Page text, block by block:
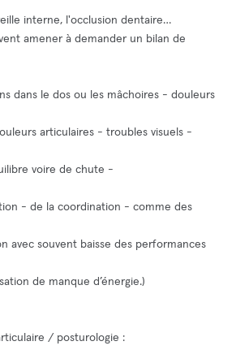
interne, l'occlusion dentaire…
amener à demander un bilan de
dans le dos ou les mâchoires - douleurs
articulaires - troubles visuels -
voire de chute -
- de la coordination - comme des
avec souvent baisse des performances
de manque d’énergie.)
/ posturologie :